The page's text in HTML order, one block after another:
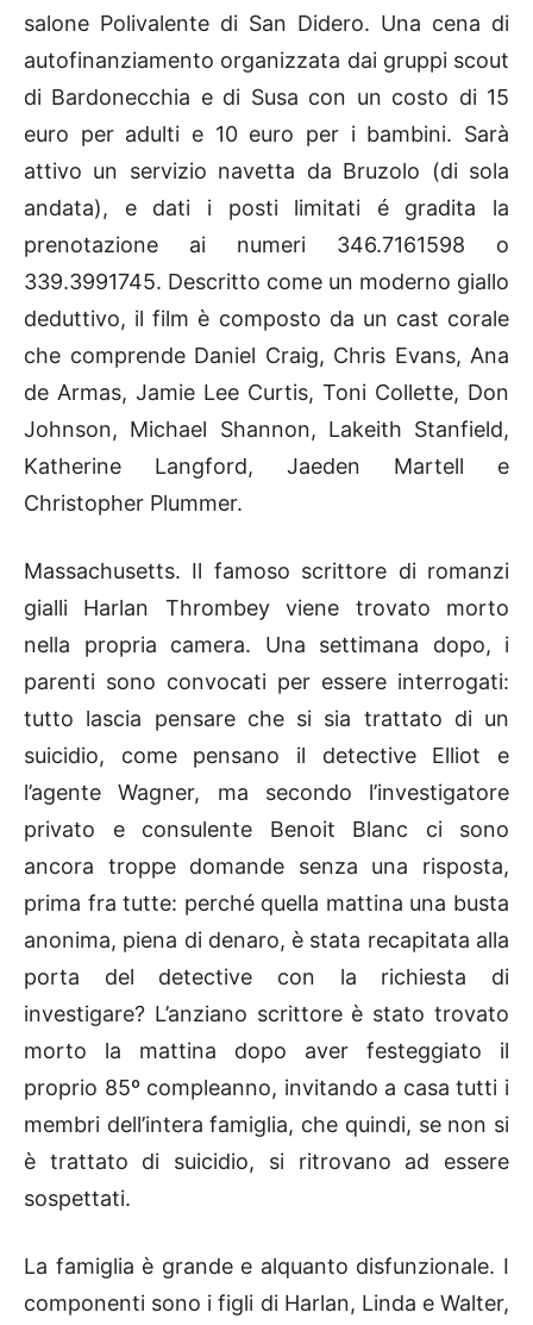
salone Polivalente di San Didero. Una cena di
autofinanziamento organizzata dai gruppi scout
di Bardonecchia e di Susa con un costo di 15
euro per adulti e 10 euro per i bambini. Sarà
attivo un servizio navetta da Bruzolo (di sola
andata), e dati i posti limitati é gradita la
prenotazione ai numeri 346.7161598 o
339.3991745. Descritto come un moderno giallo
deduttivo, il film è composto da un cast corale
che comprende Daniel Craig, Chris Evans, Ana
de Armas, Jamie Lee Curtis, Toni Collette, Don
Johnson, Michael Shannon, Lakeith Stanfield,
Katherine Langford, Jaeden Martell e
Christopher Plummer.
Massachusetts. Il famoso scrittore di romanzi
gialli Harlan Thrombey viene trovato morto
nella propria camera. Una settimana dopo, i
parenti sono convocati per essere interrogati:
tutto lascia pensare che si sia trattato di un
suicidio, come pensano il detective Elliot e
l’agente Wagner, ma secondo l’investigatore
privato e consulente Benoit Blanc ci sono
ancora troppe domande senza una risposta,
prima fra tutte: perché quella mattina una busta
anonima, piena di denaro, è stata recapitata alla
porta del detective con la richiesta di
investigare? L’anziano scrittore è stato trovato
morto la mattina dopo aver festeggiato il
proprio 85º compleanno, invitando a casa tutti i
membri dell’intera famiglia, che quindi, se non si
è trattato di suicidio, si ritrovano ad essere
sospettati.
La famiglia è grande e alquanto disfunzionale. I
componenti sono i figli di Harlan, Linda e Walter,